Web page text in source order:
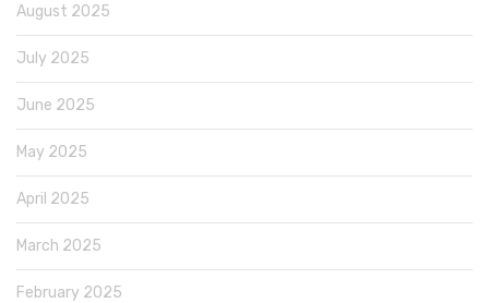
August 2025
July 2025
June 2025
May 2025
April 2025
March 2025
February 2025